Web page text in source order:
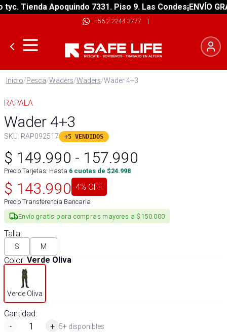
Tienda Apoquindo 7331. Piso 9. Las Condes¡ENVÍO
+56 2 2244 3777 |
Inicio/Pesca/Waders/Waders/Wader 4+3
RAPALA
Wader 4+3
SKU: RAP092517 +5 VENDIDOS
$ 149.990 - 157.990
Precio Tarjetas: Hasta 6 cuotas de $24.998
$ 143.990 4% OFF
Precio Transferencia Bancaria
Envío gratis para compras mayores a $150.000
Talla:
S M
Color: Verde Oliva
Verde Oliva
Cantidad:
-
+ 5+ disponibles